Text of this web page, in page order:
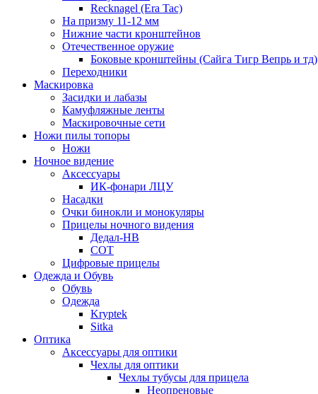
Recknagel (Era Tac)
На призму 11-12 мм
Нижние части кронштейнов
Отечественное оружие
Боковые кронштейны (Сайга Тигр Вепрь и тд)
Переходники
Маскировка
Засидки и лабазы
Камуфляжные ленты
Маскировочные сети
Ножи пилы топоры
Ножи
Ночное видение
Аксессуары
ИК-фонари ЛЦУ
Насадки
Очки бинокли и монокуляры
Прицелы ночного видения
Дедал-НВ
СОТ
Цифровые прицелы
Одежда и Обувь
Обувь
Одежда
Kryptek
Sitka
Оптика
Аксессуары для оптики
Чехлы для оптики
Чехлы тубусы для прицела
Неопреновые